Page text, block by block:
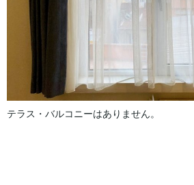
テラス・バルコニーはありません。